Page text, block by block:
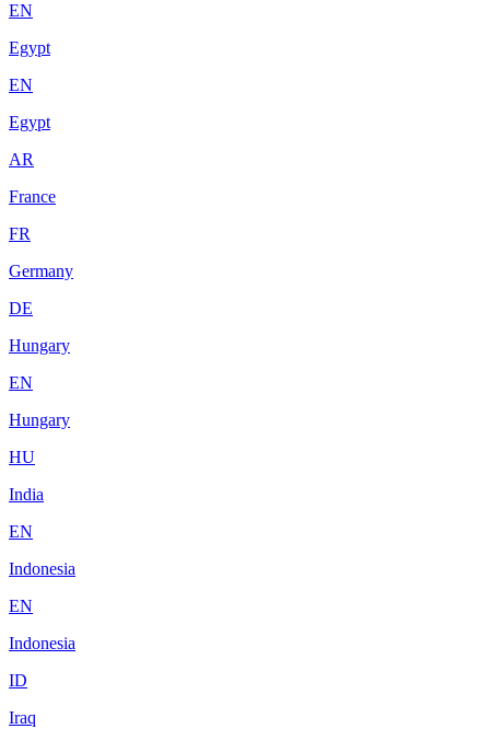
EN
Egypt
EN
Egypt
AR
France
FR
Germany
DE
Hungary
EN
Hungary
HU
India
EN
Indonesia
EN
Indonesia
ID
Iraq